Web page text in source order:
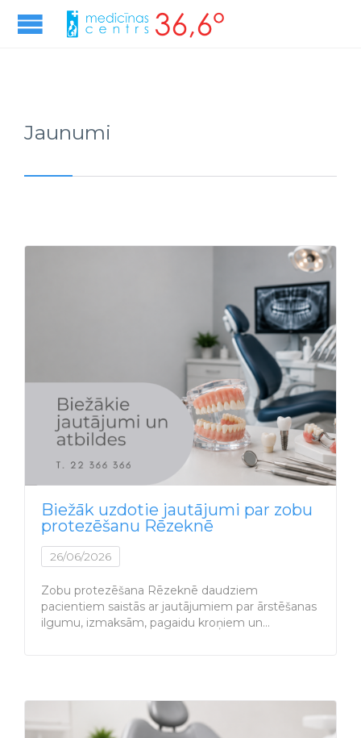
Jaunumi
Biežāk uzdotie jautājumi par zobu
protezēšanu Rēzeknē
26/06/2026
Zobu protezēšana Rēzeknē daudziem
pacientiem saistās ar jautājumiem par ārstēšanas
ilgumu, izmaksām, pagaidu kroņiem un…